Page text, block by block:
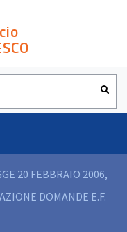
20 FEBBRAIO 2006,
DOMANDE E.F.